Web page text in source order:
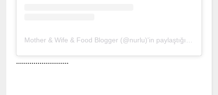
...........................